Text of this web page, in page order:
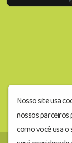
Nosso site usa
nossos
como você usa o